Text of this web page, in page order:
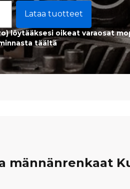
Lataa tuotteet
löytääksesi oikeat varaosat
täältä
männänrenkaat